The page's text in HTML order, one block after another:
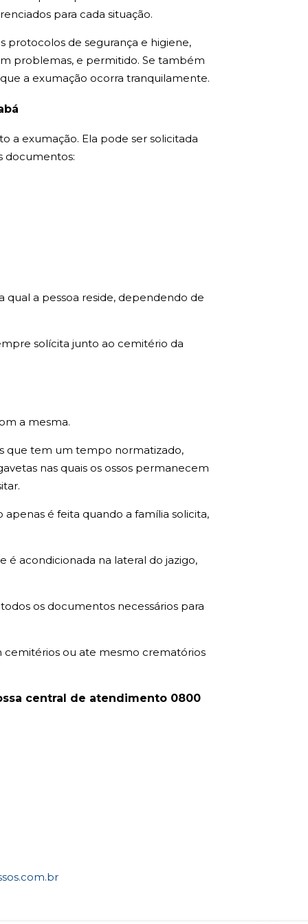
para cada situação.
protocolos de segurança e higiene,
problemas, e permitido. Se também
a exumação ocorra tranquilamente.
a exumação. Ela pode ser solicitada
documentos:
a pessoa reside, dependendo de
solícita junto ao cemitério da
a mesma.
que tem um tempo normatizado,
nas quais os ossos permanecem
é feita quando a família solicita,
é acondicionada na lateral do jazigo,
os documentos necessários para
cemitérios ou ate mesmo crematórios
central de atendimento 0800